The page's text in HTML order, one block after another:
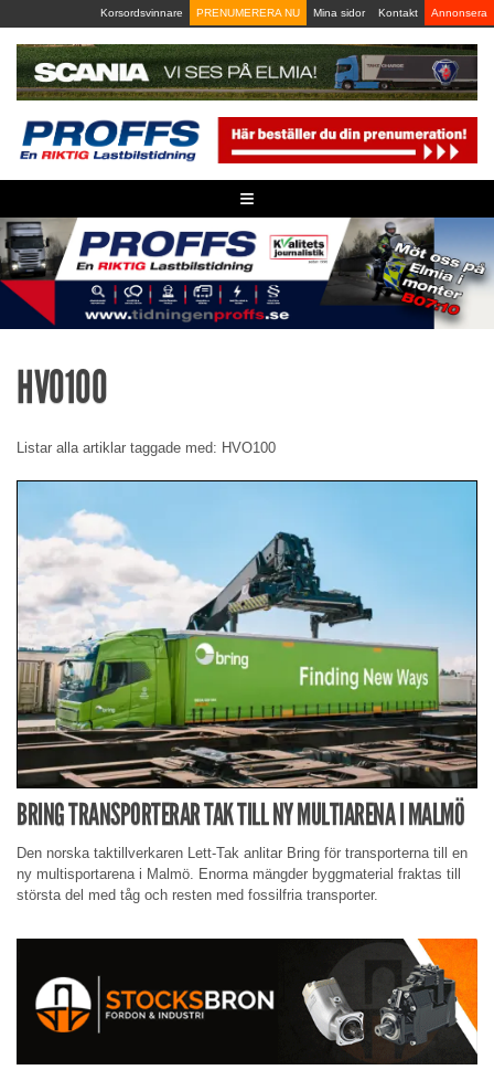
to
content
Korsordsvinnare PRENUMERERA NU Mina sidor Kontakt Annonsera
≡
HVO100
Listar alla artiklar taggade med: HVO100
BRING TRANSPORTERAR TAK TILL NY MULTIARENA I MALMÖ
Den norska taktillverkaren Lett-Tak anlitar Bring för transporterna till en
ny multisportarena i Malmö. Enorma mängder byggmaterial fraktas till
största del med tåg och resten med fossilfria transporter.